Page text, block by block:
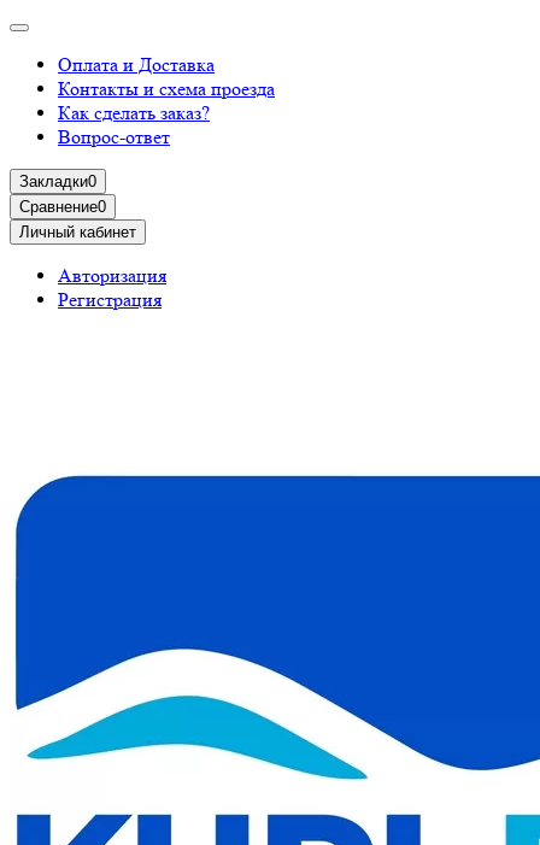
Оплата и Доставка
Контакты и схема проезда
Как сделать заказ?
Вопрос-ответ
Закладки0
Сравнение0
Личный кабинет
Авторизация
Регистрация